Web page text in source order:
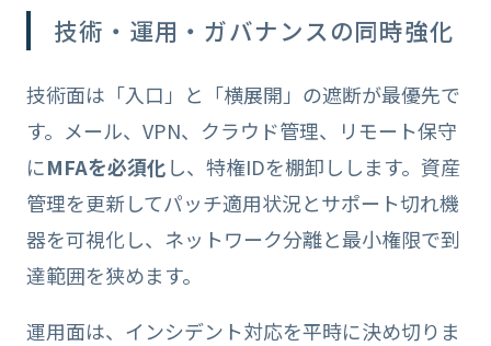
技術・運用・ガバナンスの同時強化
技術面は「入口」と「横展開」の遮断が最優先で
す。メール、VPN、クラウド管理、リモート保守
にMFAを必須化し、特権IDを棚卸しします。資産
管理を更新してパッチ適用状況とサポート切れ機
器を可視化し、ネットワーク分離と最小権限で到
達範囲を狭めます。
運用面は、インシデント対応を平時に決め切りま